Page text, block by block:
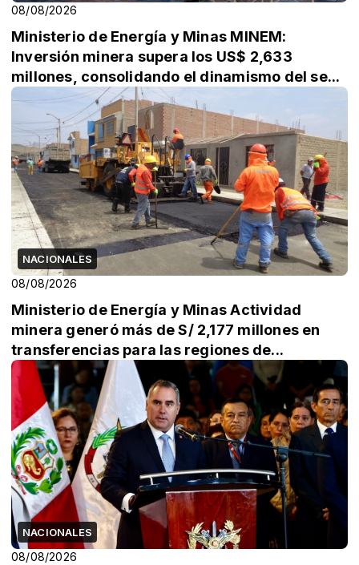
08/08/2026
Ministerio de Energía y Minas MINEM:
Inversión minera supera los US$ 2,633
millones, consolidando el dinamismo del se...
NACIONALES
08/08/2026
Ministerio de Energía y Minas Actividad
minera generó más de S/ 2,177 millones en
transferencias para las regiones de...
NACIONALES
08/08/2026